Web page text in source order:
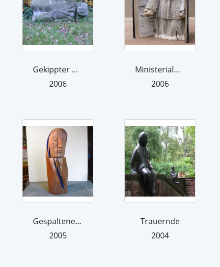
Gekippter Mann
2006
Ministerialblatt
2006
Gespaltene Persönlichkeit
2005
Trauernde
2004